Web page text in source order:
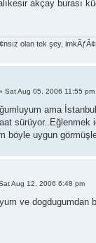
akçay burası
olan tek şey,
Sat Aug 05, 2006 11:55 pm
ama
sürüyor..Eğlenmek
böyle uygun
Aug 12, 2006 6:48 pm
ve dogdugumdan